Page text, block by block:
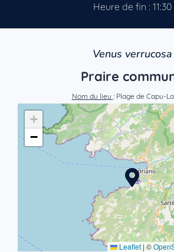
Heure de fin : 11:30
Venus verrucosa
Praire
Nom du lieu : Plage de Capu-
+
−
Leaflet | ©